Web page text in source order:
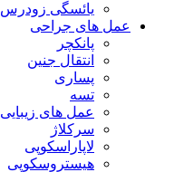
یائسگی زودرس
عمل های جراحی
پانکچر
انتقال جنین
پساری
تسه
عمل های زیبایی
سرکلاژ
لاپاراسکوپی
هیستروسکوپی